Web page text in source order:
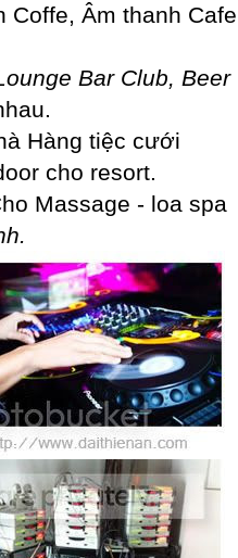
Coffe, Âm thanh
Bar Club, Beer
Hàng tiệc cưới
cho resort.
Massage - loa spa